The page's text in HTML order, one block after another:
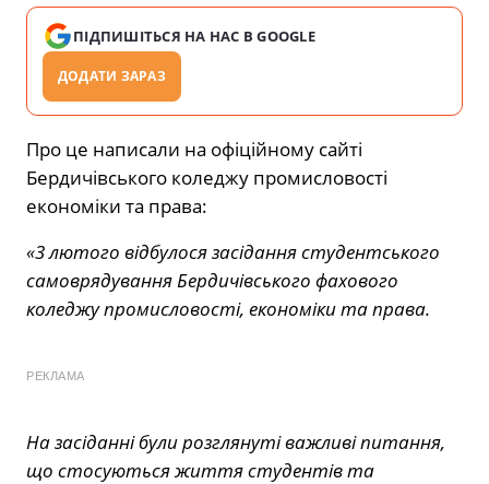
ПІДПИШІТЬСЯ НА НАС В GOOGLE
ДОДАТИ ЗАРАЗ
Про це написали на офіційному сайті
Бердичівського коледжу промисловості
економіки та права:
«3 лютого відбулося засідання студентського
самоврядування Бердичівського фахового
коледжу промисловості, економіки та права.
РЕКЛАМА
На засіданні були розглянуті важливі питання,
що стосуються життя студентів та